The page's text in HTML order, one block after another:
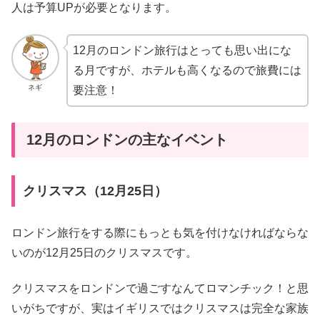
人は予算UPが必要となります。
ネギ
12月のロンドン旅行はとっても思い出にな
る月ですが、ホテルも高くなるので旅費には
要注意！
12月のロンドンの主なイベント
クリスマス（12月25日）
ロンドン旅行をする際にもっとも気を付けなければならな
いのが12月25日のクリスマスです。
クリスマスをロンドンで過ごすなんてロマンチック！と思
いがちですが、実はイギリスではクリスマスは完全な家族